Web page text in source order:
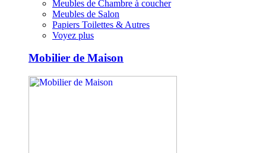
Meubles de Chambre à coucher
Meubles de Salon
Papiers Toilettes & Autres
Voyez plus
Mobilier de Maison